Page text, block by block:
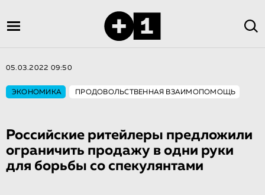
05.03.2022 09:50
ЭКОНОМИКА ПРОДОВОЛЬСТВЕННАЯ ВЗАИМОПОМОЩЬ
Российские ритейлеры предложили
ограничить продажу в одни руки
для борьбы со спекулянтами